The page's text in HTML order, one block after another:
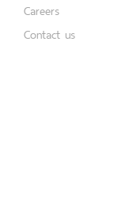
Careers
Contact us